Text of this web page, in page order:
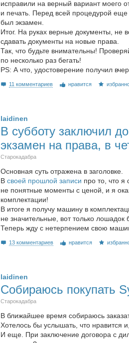
исправили на верный вариант моего
и печать. Перед всей процедурой еще
был экзамен.
Итог. На руках верные документы, не
сдавать документы на новые права.
Так, что будьте внимательны!
по несколько раз бегать!
PS: А что, удостоверение получил
11 комментариев нравится
laidinen
В субботу заключил
экзамен на права, в
Старокадабра
Основная суть отражена в заголовке.
В своей прошлой записи про то, что я
не понятные моменты с ценой, и я
комплектации!
В итоге я получу машину в
не значительные, вот только лошадок
Теперь жду с нетерпением свою
13 комментариев нравится
laidinen
Собираюсь покупать
Старокадабра
В ближайшее время собираюсь
Хотелось бы услышать, что нравится
И еще. При заключение договора с